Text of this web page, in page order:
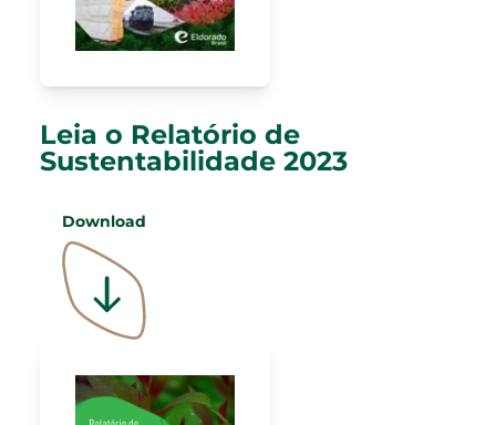
Leia o Relatório de
Sustentabilidade 2023
Download